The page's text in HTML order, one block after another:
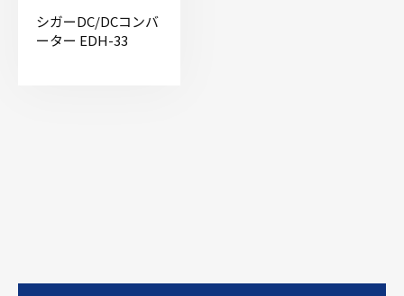
シガーDC/DCコンバ
ーター EDH-33